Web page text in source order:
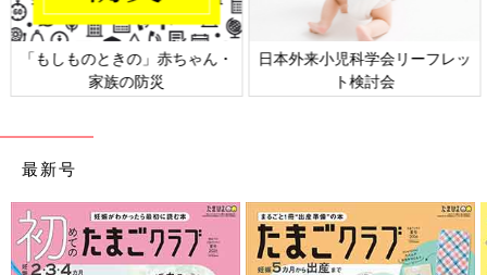
日本外来小児科学会リーフレッ
ト検討会
六星占術 細木かおりさんの人生
相談
最新号